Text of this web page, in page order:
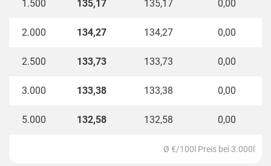
zusammenzuschließen. Das Sparpotenzial wird
unterschiedlicher Bestellmenge und
vergleicht.
In 24306 Rathjensdorf liegen die Heizölpreise aktuell
100 Liter bzw. 7,22% über dem 3000-Liter-
Durchschnittspreis für Deutschland.
1.500 135,17 135,17 0,00
2.000 134,27 134,27 0,00
2.500 133,73 133,73 0,00
3.000 133,38 133,38 0,00
5.000 132,58 132,58 0,00
Ø €/100l Preis bei 3.000l